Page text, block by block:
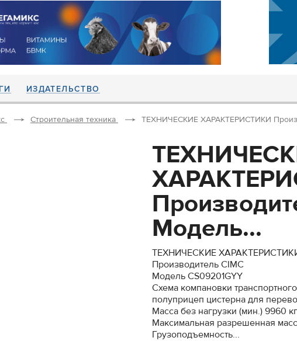
ИЗДАТЕЛЬСТВО
Строительная техника ТЕХНИЧЕСКИЕ ХАРАКТЕРИСТИКИ
Модель...
ТЕХНИЧЕСКИЕ
Производитель СIMC
Модель CS09201GYY
Схема компановки
полуприцеп цистерна для
Масса без нагрузки (мин.) 9960 кг
Максимальная разрешенная
Грузоподъемность...